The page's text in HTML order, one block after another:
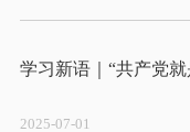
2025-07-01